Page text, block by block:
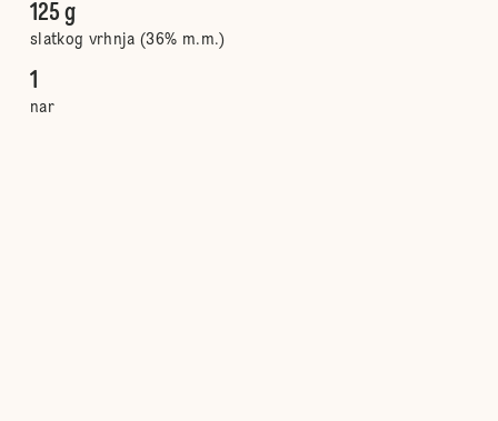
125 g
slatkog vrhnja (36% m.m.)
1
nar